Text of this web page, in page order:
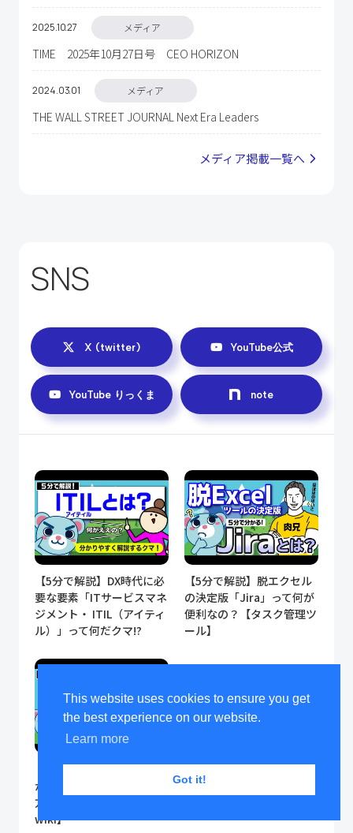
This website uses cookies to ensure you get
the best experience on our website.
Learn more
Got it!
2025.1027 メディア
TIME 2025年10月27日号 CEO HORIZON
2024.0301 メディア
THE WALL STREET JOURNAL Next Era Leaders
メディア掲載⼀覧へ
SNS
X (twitter) YouTube公式
YouTube りっくま note
【5分で解説】DX時代に必
要な要素「ITサービスマネ
ジメント・ ITIL（アイティ
ル）」って何だクマ!?
【5分で解説】脱エクセル
の決定版「Jira」って何が
便利なの？【タスク管理ツ
ール】
【5分で解説】クマでも分
かる！Confluenceの使い
方【ナレッジ管理＆社内
wiki】